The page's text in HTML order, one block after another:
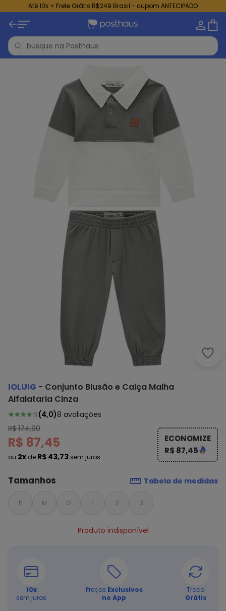
Até 10x + Frete Grátis R$249 Brasil - cupom ANTECIPADO
IOLUIG - Conjunto Blusão e Calça Malha
Alfaiataria Cinza
(4,0)8 avaliações
R$ 174,90
R$ 87,45
ou 2x de R$ 43,73 sem juros
ECONOMIZE
R$ 87,45
Tamanhos Tabela de medidas
P M G 1 2 3
Produto indisponível
10x
sem juros
Preços Exclusivos
no App
Troca
Grátis